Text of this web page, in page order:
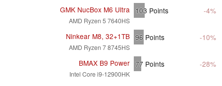
GMK NucBox M6 Ultra
AMD Ryzen 5 7640HS
103 Points -4%
Ninkear M8, 32+1TB
AMD Ryzen 7 8745HS
96 Points -10%
BMAX B9 Power
Intel Core i9-12900HK
77 Points -28%